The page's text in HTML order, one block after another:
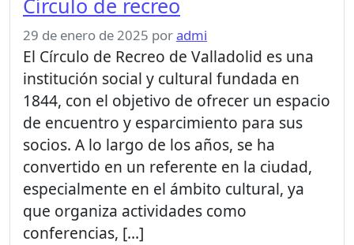
Círculo de recreo
29 de enero de 2025 poradmi
El Círculo de Recreo de Valladolid es una
institución social y cultural fundada en
1844, con el objetivo de ofrecer un espacio
de encuentro y esparcimiento para sus
socios. A lo largo de los años, se ha
convertido en un referente en la ciudad,
especialmente en el ámbito cultural, ya
que organiza actividades como
conferencias, […]